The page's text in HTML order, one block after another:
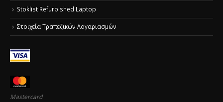
Stoklist Refurbished Laptop
Στοιχεία Τραπεζικών Λογαριασμών
Mastercard